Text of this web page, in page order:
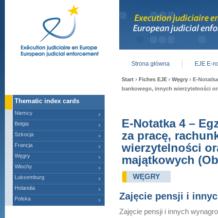
Start › Fiches EJE › Węgry › E-
bankowego, innych wierzytelności
E-Notatka 4 –
za pracę,
wierzytelności
majątkowych
WĘGRY
Zajęcie pensji i
Zajęcie pensji i innych
Strona główna EJE E-
Thematic index cards
Niemcy
Belgia
Szkocja
Francja
Węgry
Włochy
Luksemburg
Holandia
Polska